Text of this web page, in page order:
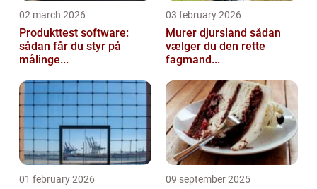
02 march 2026
Produkttest software:
sådan får du styr på
målinge...
03 february 2026
Murer djursland sådan
vælger du den rette
fagmand...
01 february 2026 09 september 2025